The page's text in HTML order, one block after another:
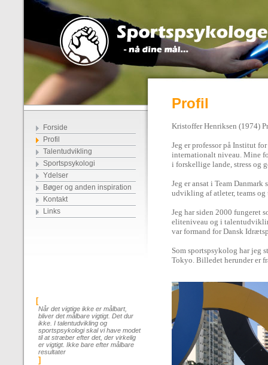
Forside
Profil
Talentudvikling
Sportspsykologi
Ydelser
Bøger og anden inspiration
Kontakt
Links
[
Når det vigtige ikke er målbart,
bliver det målbare vigtigt. Det dur
ikke. I talentudvikling og
sportspsykologi skal vi have modet
til at stræber efter det, der virkelig
er vigtigt. Ikke bare efter målbare
resultater
]
Profil
Kristoffer Henriksen (1974)
Jeg er professor på Institut
internationalt niveau. Mine
i forskellige lande, stress og
Jeg er ansat i Team
udvikling af atleter, teams
Jeg har siden 2000 fungeret
eliteniveau og i
var formand for Dansk
Som sportspsykolog har jeg
Tokyo. Billedet herunder er